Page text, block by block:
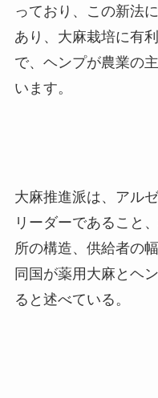
っており、この新法
あり、大麻栽培に有
で、ヘンプが農業の
います。
大麻推進派は、アル
リーダーであること
所の構造、供給者の
同国が薬用大麻とヘ
ると述べている。